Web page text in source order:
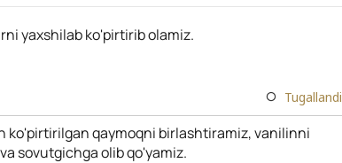
yaxshilab ko'pirtirib olamiz.
Tugallandi
ko'pirtirilgan qaymoqni birlashtiramiz, vanilinni
sovutgichga olib qo'yamiz.